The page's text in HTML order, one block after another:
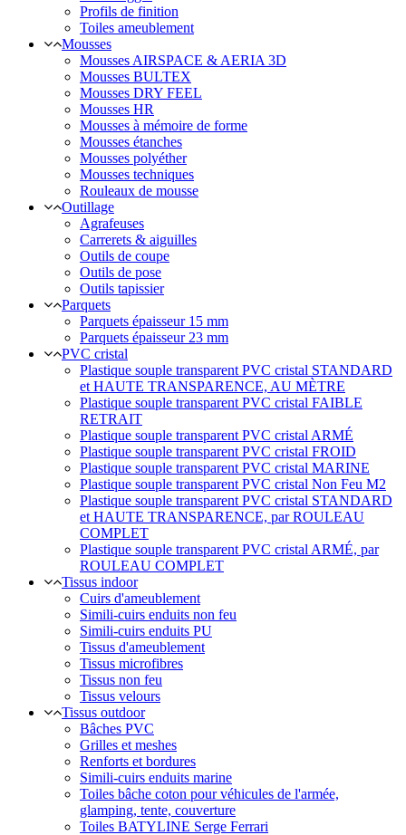
Profils de finition
Toiles ameublement
Mousses
Mousses AIRSPACE & AERIA 3D
Mousses BULTEX
Mousses DRY FEEL
Mousses HR
Mousses à mémoire de forme
Mousses étanches
Mousses polyéther
Mousses techniques
Rouleaux de mousse
Outillage
Agrafeuses
Carrerets & aiguilles
Outils de coupe
Outils de pose
Outils tapissier
Parquets
Parquets épaisseur 15 mm
Parquets épaisseur 23 mm
PVC cristal
Plastique souple transparent PVC cristal STANDARD
et HAUTE TRANSPARENCE, AU MÈTRE
Plastique souple transparent PVC cristal FAIBLE
RETRAIT
Plastique souple transparent PVC cristal ARMÉ
Plastique souple transparent PVC cristal FROID
Plastique souple transparent PVC cristal MARINE
Plastique souple transparent PVC cristal Non Feu M2
Plastique souple transparent PVC cristal STANDARD
et HAUTE TRANSPARENCE, par ROULEAU
COMPLET
Plastique souple transparent PVC cristal ARMÉ, par
ROULEAU COMPLET
Tissus indoor
Cuirs d'ameublement
Simili-cuirs enduits non feu
Simili-cuirs enduits PU
Tissus d'ameublement
Tissus microfibres
Tissus non feu
Tissus velours
Tissus outdoor
Bâches PVC
Grilles et meshes
Renforts et bordures
Simili-cuirs enduits marine
Toiles bâche coton pour véhicules de l'armée,
glamping, tente, couverture
Toiles BATYLINE Serge Ferrari